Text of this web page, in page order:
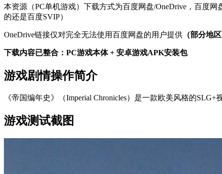
本资源（PC单机游戏）下载方式为百度网盘/OneDrive，百度
的还是百度SVIP）
OneDrive链接仅对完全无法使用百度网盘的用户提供 （部分地
下载内容已整合：PC游戏本体 + 安卓游戏APK安装包
游戏剧情操作简介
《帝国编年史》（Imperial Chronicles）是一款欧美风格的
游戏测试截图